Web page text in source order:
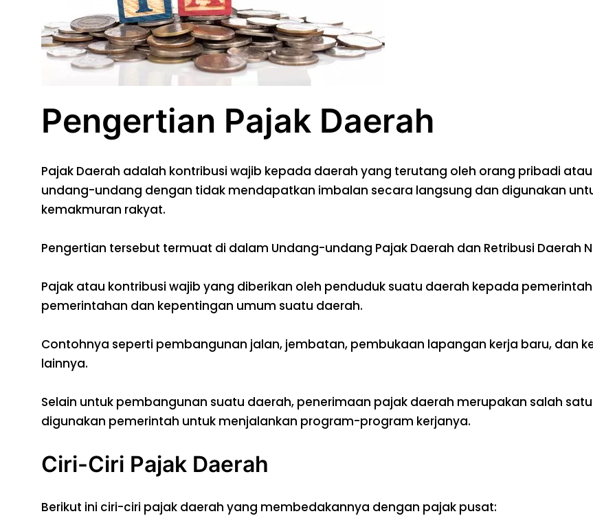
Pengertian Pajak Daerah
Pajak Daerah adalah kontribusi wajib kepada daerah yang terutang oleh orang pribadi
undang-undang dengan tidak mendapatkan imbalan secara langsung dan digunakan
kemakmuran rakyat.
Pengertian tersebut termuat di dalam Undang-undang Pajak Daerah dan Retribusi Daerah
Pajak atau kontribusi wajib yang diberikan oleh penduduk suatu daerah kepada
pemerintahan dan kepentingan umum suatu daerah.
Contohnya seperti pembangunan jalan, jembatan, pembukaan lapangan kerja baru, dan
lainnya.
Selain untuk pembangunan suatu daerah, penerimaan pajak daerah merupakan salah
digunakan pemerintah untuk menjalankan program-program kerjanya.
Ciri-Ciri Pajak Daerah
Berikut ini ciri-ciri pajak daerah yang membedakannya dengan pajak pusat: